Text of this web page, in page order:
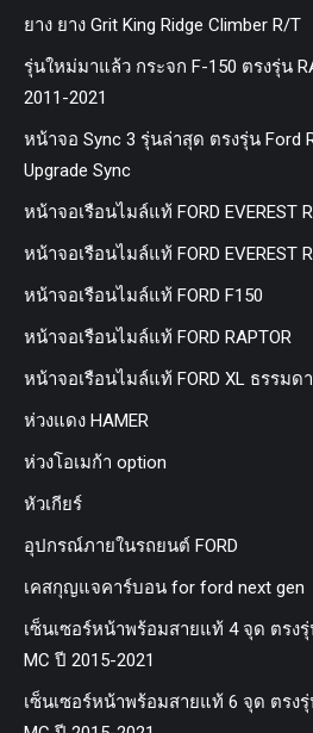
ยาง ยาง Grit King Ridge Climber R/T
รุ่นใหม่มาแล้ว กระจก F-150 ตรงรุ่น
2011-2021
หน้าจอ Sync 3 รุ่นล่าสุด ตรงรุ่น Ford
Upgrade Sync
หน้าจอเรือนไมล์แท้ FORD EVEREST
หน้าจอเรือนไมล์แท้ FORD EVEREST
หน้าจอเรือนไมล์แท้ FORD F150
หน้าจอเรือนไมล์แท้ FORD RAPTOR
หน้าจอเรือนไมล์แท้ FORD XL ธรรมดา
ห่วงแดง HAMER
ห่วงโอเมก้า option
หัวเกียร์
อุปกรณ์ภายในรถยนต์ FORD
เคสกุญแจคาร์บอน for ford next gen
เซ็นเซอร์หน้าพร้อมสายแท้ 4 จุด ตรงรุ่
MC ปี 2015-2021
เซ็นเซอร์หน้าพร้อมสายแท้ 6 จุด ตรงรุ่